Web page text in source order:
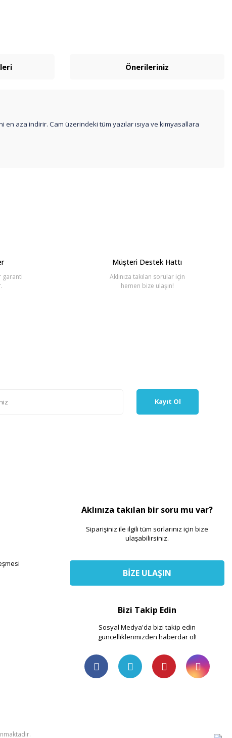
Önerileriniz
en aza indirir. Cam üzerindeki tüm yazılar ısıya ve kimyasallara
garanti
Müşteri Destek Hattı
Aklınıza takılan sorular için
hemen bize ulaşın!
Kayıt Ol
Aklınıza takılan bir soru mu var?
Siparişiniz ile ilgili tüm sorlarınız için bize
ulaşabilirsiniz.
BİZE ULAŞIN
Bizi Takip Edin
Sosyal Medya'da bizi takip edin
güncelliklerimizden haberdar ol!